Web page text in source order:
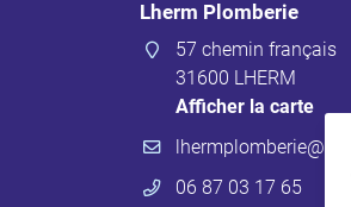
Lherm Plomberie
57 chemin français
31600 LHERM
Afficher la carte
06 87 03 17 65